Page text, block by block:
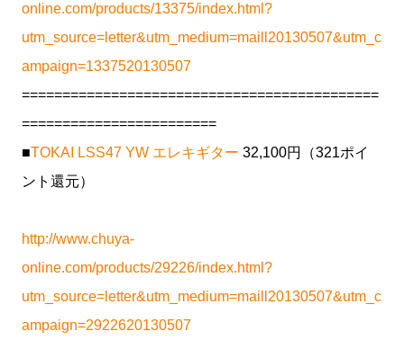
online.com/products/13375/index.html?
utm_source=letter&utm_medium=maill20130507&utm_c
ampaign=1337520130507
============================================
========================
■TOKAI LSS47 YW エレキギター 32,100円（321ポイ
ント還元）
http://www.chuya-
online.com/products/29226/index.html?
utm_source=letter&utm_medium=maill20130507&utm_c
ampaign=2922620130507